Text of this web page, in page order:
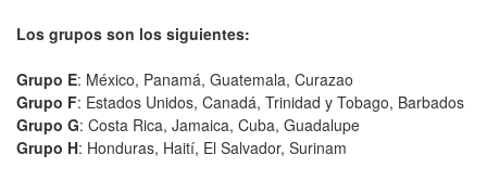
Los grupos son los siguientes:
Grupo E: México, Panamá, Guatemala, Curazao
Grupo F: Estados Unidos, Canadá, Trinidad y Tobago, Barbados
Grupo G: Costa Rica, Jamaica, Cuba, Guadalupe
Grupo H: Honduras, Haití, El Salvador, Surinam